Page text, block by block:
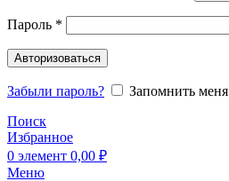
Пароль *
Авторизоваться
Забыли пароль?
Запомнить меня
Поиск
Избранное
0 элемент 0,00 ₽
Меню